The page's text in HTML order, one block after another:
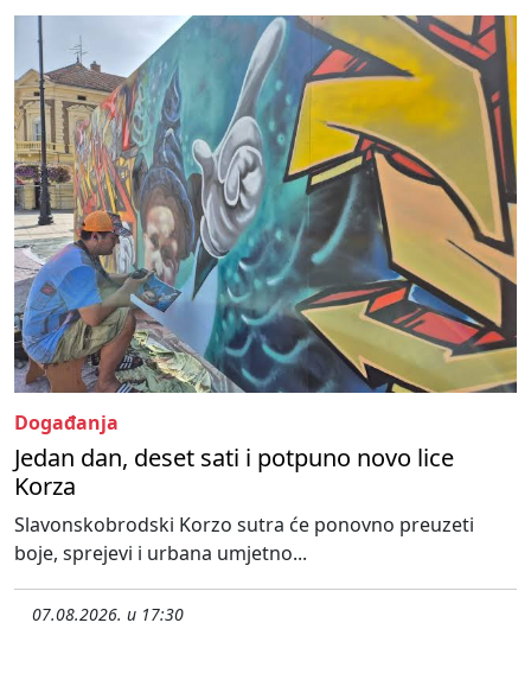
Događanja
Jedan dan, deset sati i potpuno novo lice
Korza
Slavonskobrodski Korzo sutra će ponovno preuzeti
boje, sprejevi i urbana umjetno...
07.08.2026. u 17:30